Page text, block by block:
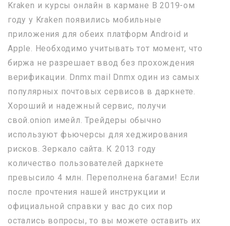
Kraken и курсы онлайн в кармане В 2019-ом
году у Kraken появились мобильные
приложения для обеих платформ Android и
Apple. Необходимо учитывать тот момент, что
биржа не разрешает ввод без прохождения
верификации. Dnmx mail Dnmx один из самых
популярных почтовых сервисов в даркнете.
Хороший и надежный сервис, получи
свой.onion имейл. Трейдеры обычно
используют фьючерсы для хеджирования
рисков. Зеркало сайта. К 2013 году
количество пользователей даркнете
превысило 4 млн. Переполнена багами! Если
после прочтения нашей инструкции и
официальной справки у вас до сих пор
остались вопросы, то вы можете оставить их